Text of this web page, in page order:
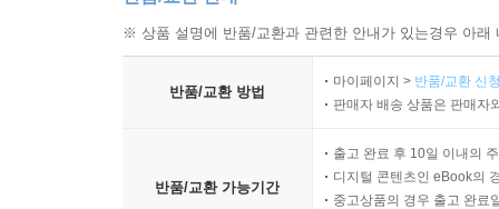
※ 상품 설명에 반품/교환과 관련한 안내가 있는경우 아
반품/교환 방법
마이페이지 > 반품/교환 신
판매자 배송 상품은 판매자
반품/교환 가능기간
출고 완료 후 10일 이내의
디지털 콘텐츠인 eBook의
중고상품의 경우 출고 완료